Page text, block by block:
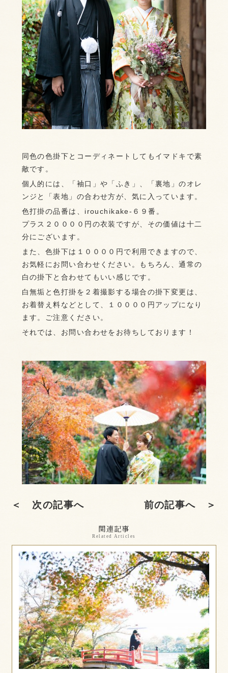
同色の色掛下とコーディネートしてもイマドキで素
敵です。
個人的には、「袖口」や「ふき」、「裏地」のオレ
ンジと「表地」の合わせ方が、気に入っています。
色打掛の品番は、irouchikake-６９番。
プラス２００００円の衣装ですが、その価値は十二
分にございます。
また、色掛下は１００００円で利用できますので、
お気軽にお問い合わせください。もちろん、通常の
白の掛下と合わせてもいい感じです。
白無垢と色打掛を２着撮影する場合の掛下変更は、
お着替え料などとして、１００００円アップになり
ます。ご注意ください。
それでは、お問い合わせをお待ちしております！
＜ 次の記事へ 前の記事へ ＞
関連記事
Related Articles